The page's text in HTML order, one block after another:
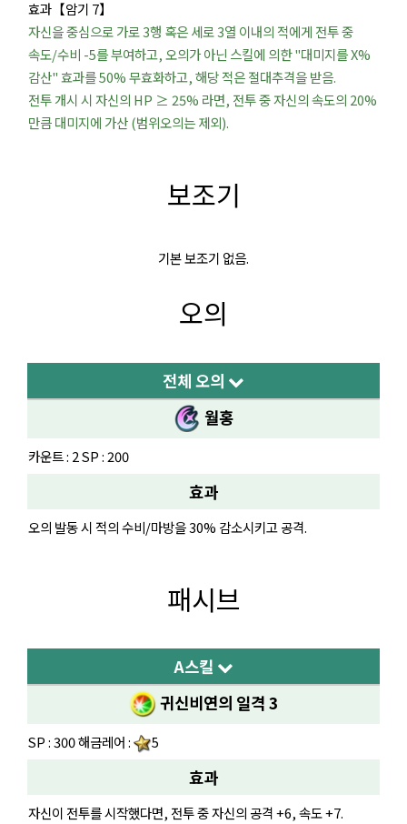
효과【암기 7】
자신을 중심으로 가로 3행 혹은 세로 3열 이내의 적에게 전투 중
속도/수비 -5를 부여하고, 오의가 아닌 스킬에 의한 "대미지를 X%
감산" 효과를 50% 무효화하고, 해당 적은 절대추격을 받음.
전투 개시 시 자신의 HP ≥ 25% 라면, 전투 중 자신의 속도의 20%
만큼 대미지에 가산 (범위오의는 제외).
보조기
기본 보조기 없음.
오의
전체 오의
월홍
카운트 : 2 SP : 200
효과
오의 발동 시 적의 수비/마방을 30% 감소시키고 공격.
패시브
A스킬
귀신비연의 일격 3
SP : 300 해금레어 : 5
효과
자신이 전투를 시작했다면, 전투 중 자신의 공격 +6, 속도 +7.